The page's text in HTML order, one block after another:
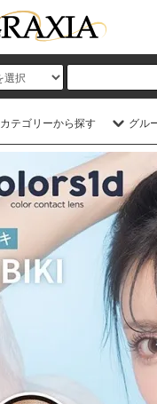
カテゴリーから探す グル